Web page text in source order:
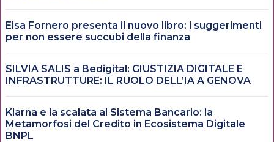
Elsa Fornero presenta il nuovo libro: i suggerimenti
per non essere succubi della finanza
SILVIA SALIS a Bedigital: GIUSTIZIA DIGITALE E
INFRASTRUTTURE: IL RUOLO DELL’IA A GENOVA
Klarna e la scalata al Sistema Bancario: la
Metamorfosi del Credito in Ecosistema Digitale
BNPL